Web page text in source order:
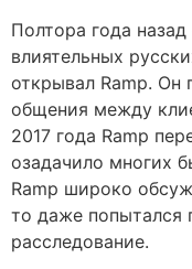
Полтора года
влиятельных
открывал Ramp. Он
общения между
2017 года Ramp
озадачило многих
Ramp широко
то даже попытался
расследование.